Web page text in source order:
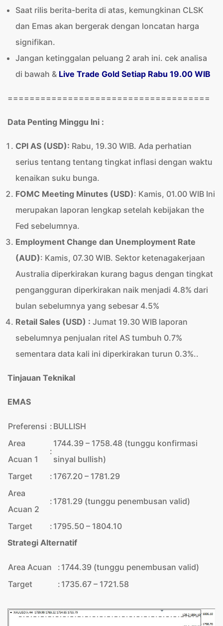
Saat rilis berita-berita di atas, kemungkinan CLSK
dan Emas akan bergerak dengan loncatan harga
signifikan.
Jangan ketinggalan peluang 2 arah ini. cek analisa
di bawah & Live Trade Gold Setiap Rabu 19.00 WIB
=====================================
Data Penting Minggu Ini :
CPI AS (USD): Rabu, 19.30 WIB. Ada perhatian
serius tentang tentang tingkat inflasi dengan waktu
kenaikan suku bunga.
FOMC Meeting Minutes (USD): Kamis, 01.00 WIB Ini
merupakan laporan lengkap setelah kebijakan the
Fed sebelumnya.
Employment Change dan Unemployment Rate
(AUD): Kamis, 07.30 WIB. Sektor ketenagakerjaan
Australia diperkirakan kurang bagus dengan tingkat
pengangguran diperkirakan naik menjadi 4.8% dari
bulan sebelumnya yang sebesar 4.5%
Retail Sales (USD) : Jumat 19.30 WIB laporan
sebelumnya penjualan ritel AS tumbuh 0.7%
sementara data kali ini diperkirakan turun 0.3%..
Tinjauan Teknikal
EMAS
Preferensi : BULLISH
Area
Acuan 1
:
1744.39 – 1758.48 (tunggu konfirmasi
sinyal bullish)
Target
: 1767.20 – 1781.29
Area
Acuan 2
: 1781.29 (tunggu penembusan valid)
Target : 1795.50 – 1804.10
Strategi Alternatif
Area Acuan : 1744.39 (tunggu penembusan valid)
Target
: 1735.67 – 1721.58